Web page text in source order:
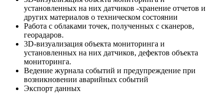
установленных на них датчиков -хранение отчетов и
других материалов о техническом состоянии
Работа с облаками точек, полученных с сканеров,
георадаров.
3D-визуализация объекта мониторинга и
установленных на них датчиков, дефектов объекта
мониторинга.
Ведение журнала событий и предупреждение при
возникновении аварийных событий
Экспорт данных